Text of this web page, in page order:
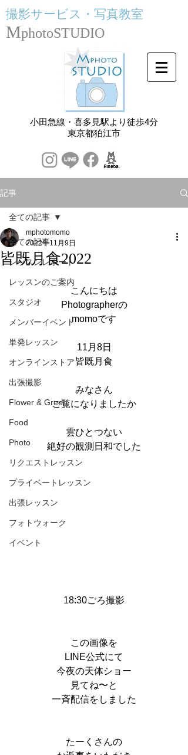
撮影サービス・ 写真教室
MphotoSTUDIO
小田急線・喜多見駅より徒歩4分
​東京都狛江市
記事
全ての記事
レッスンレポート
レッスンのご案内
スタジオ
メンバーイベント
単発レッスン
オンラインストア
出張撮影
Flower & Green
Food
Photo
リクエストレッスン
プライベートレッスン
出張レッスン
フォトウォーク
イベント
全ての記事
皆既月食2022
mphotomomo
2022年11月9日
こんにちは
Photographerの
momoです
11月8日
皆既月食
みなさん
ご覧になりましたか
雲ひとつない
絶好の観測日和でした
18:30ごろ撮影
この画像を
LINE公式にて
今夜の天体ショー
見てね〜と
一斉配信をしました
たーくさんの